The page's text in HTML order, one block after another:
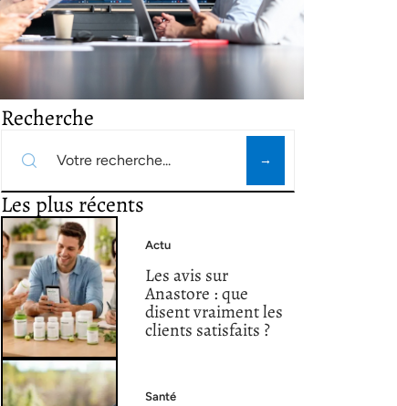
Recherche
Les plus récents
Actu
Les avis sur
Anastore : que
disent vraiment les
clients satisfaits ?
Santé